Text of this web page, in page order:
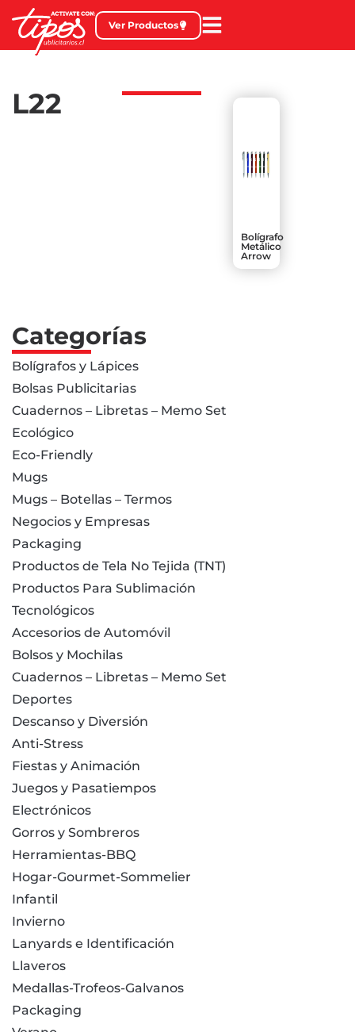
Ver Productos
L22
Bolígrafo
Metálico
Arrow
Categorías
Bolígrafos y Lápices
Bolsas Publicitarias
Cuadernos – Libretas – Memo Set
Ecológico
Eco-Friendly
Mugs
Mugs – Botellas – Termos
Negocios y Empresas
Packaging
Productos de Tela No Tejida (TNT)
Productos Para Sublimación
Tecnológicos
Accesorios de Automóvil
Bolsos y Mochilas
Cuadernos – Libretas – Memo Set
Deportes
Descanso y Diversión
Anti-Stress
Fiestas y Animación
Juegos y Pasatiempos
Electrónicos
Gorros y Sombreros
Herramientas-BBQ
Hogar-Gourmet-Sommelier
Infantil
Invierno
Lanyards e Identificación
Llaveros
Medallas-Trofeos-Galvanos
Packaging